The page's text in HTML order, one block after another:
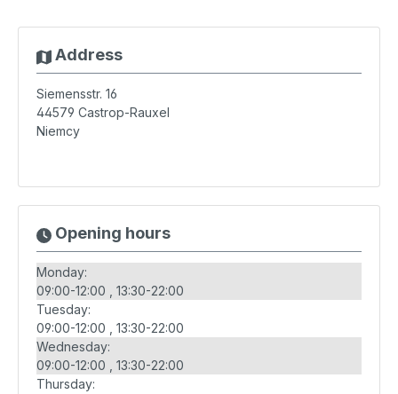
Address
Siemensstr. 16
44579 Castrop-Rauxel
Niemcy
Opening hours
Monday:
09:00-12:00
13:30-22:00
Tuesday:
09:00-12:00
13:30-22:00
Wednesday:
09:00-12:00
13:30-22:00
Thursday: